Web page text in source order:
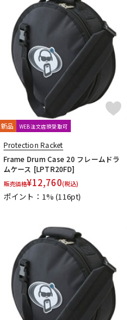
新品 WEB注文店頭受取可
Protection Racket
Frame Drum Case 20 フレームドラ
ムケース [LPTR20FD]
販売価格¥12,760(税込)
ポイント：1%(116pt)